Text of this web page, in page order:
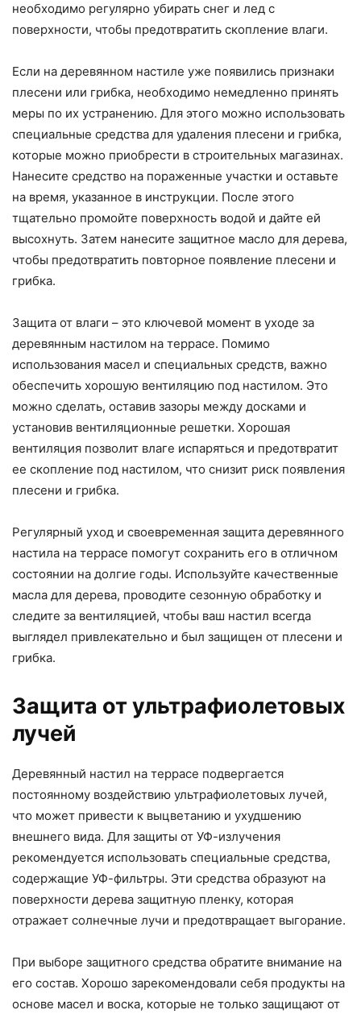
необходимо регулярно убирать снег и лед с
поверхности, чтобы предотвратить скопление влаги.
Если на деревянном настиле уже появились признаки
плесени или грибка, необходимо немедленно принять
меры по их устранению. Для этого можно использовать
специальные средства для удаления плесени и грибка,
которые можно приобрести в строительных магазинах.
Нанесите средство на пораженные участки и оставьте
на время, указанное в инструкции. После этого
тщательно промойте поверхность водой и дайте ей
высохнуть. Затем нанесите защитное масло для дерева,
чтобы предотвратить повторное появление плесени и
грибка.
Защита от влаги – это ключевой момент в уходе за
деревянным настилом на террасе. Помимо
использования масел и специальных средств, важно
обеспечить хорошую вентиляцию под настилом. Это
можно сделать, оставив зазоры между досками и
установив вентиляционные решетки. Хорошая
вентиляция позволит влаге испаряться и предотвратит
ее скопление под настилом, что снизит риск появления
плесени и грибка.
Регулярный уход и своевременная защита деревянного
настила на террасе помогут сохранить его в отличном
состоянии на долгие годы. Используйте качественные
масла для дерева, проводите сезонную обработку и
следите за вентиляцией, чтобы ваш настил всегда
выглядел привлекательно и был защищен от плесени и
грибка.
Защита от ультрафиолетовых
лучей
Деревянный настил на террасе подвергается
постоянному воздействию ультрафиолетовых лучей,
что может привести к выцветанию и ухудшению
внешнего вида. Для защиты от УФ-излучения
рекомендуется использовать специальные средства,
содержащие УФ-фильтры. Эти средства образуют на
поверхности дерева защитную пленку, которая
отражает солнечные лучи и предотвращает выгорание.
При выборе защитного средства обратите внимание на
его состав. Хорошо зарекомендовали себя продукты на
основе масел и воска, которые не только защищают от